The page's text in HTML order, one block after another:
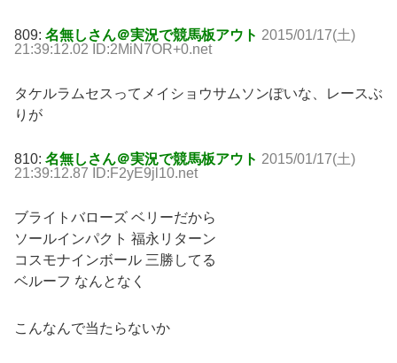
809: 名無しさん＠実況で競馬板アウト 2015/01/17(土)
21:39:12.02 ID:2MiN7OR+0.net
タケルラムセスってメイショウサムソンぽいな、レースぶ
りが
810: 名無しさん＠実況で競馬板アウト 2015/01/17(土)
21:39:12.87 ID:F2yE9jl10.net
ブライトバローズ ベリーだから
ソールインパクト 福永リターン
コスモナインボール 三勝してる
ベルーフ なんとなく
こんなんで当たらないか